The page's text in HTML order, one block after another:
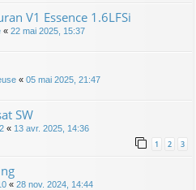
V1 Essence 1.6LFSi
« 22 mai 2025, 15:37
« 05 mai 2025, 21:47
SW
« 13 avr. 2025, 14:36
1 2 3
« 28 nov. 2024, 14:44